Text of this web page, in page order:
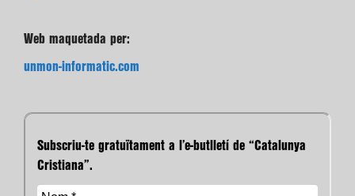
Web maquetada per:
unmon-informatic.com
Subscriu-te gratuïtament a l’e-butlletí de “Catalunya
Cristiana”.